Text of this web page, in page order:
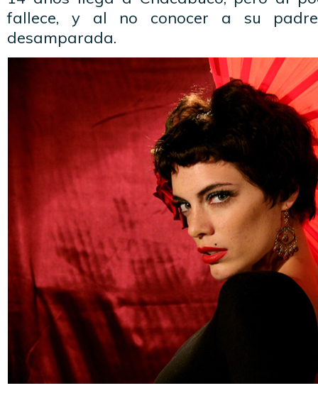
fallece, y al no conocer a su
desamparada.